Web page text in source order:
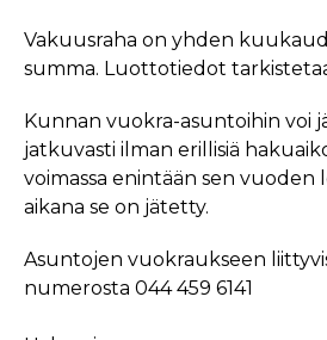
Vakuusraha on yhden
summa. Luottotiedot
Kunnan vuokra-asuntoihin voi
jatkuvasti ilman erillisiä
voimassa enintään sen vuoden
aikana se on jätetty.
Asuntojen vuokraukseen
numerosta 044 459 6141